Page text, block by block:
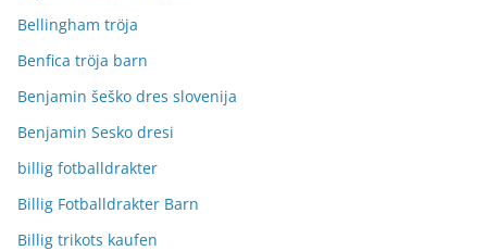
Bellingham tröja
Benfica tröja barn
Benjamin šeško dres slovenija
Benjamin Sesko dresi
billig fotballdrakter
Billig Fotballdrakter Barn
Billig trikots kaufen